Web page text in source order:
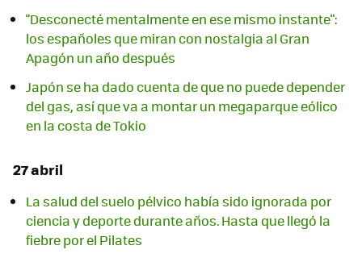
"Desconecté mentalmente en ese mismo instante":
los españoles que miran con nostalgia al Gran
Apagón un año después
Japón se ha dado cuenta de que no puede depender
del gas, así que va a montar un megaparque eólico
en la costa de Tokio
27 abril
La salud del suelo pélvico había sido ignorada por
ciencia y deporte durante años. Hasta que llegó la
fiebre por el Pilates